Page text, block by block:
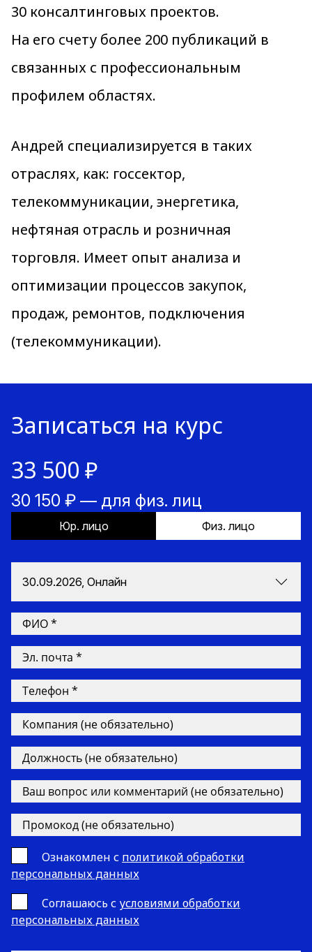
30 консалтинговых проектов.
На его счету более 200 публикаций в
связанных с профессиональным
профилем областях.
Андрей специализируется в таких
отраслях, как: госсектор,
телекоммуникации, энергетика,
нефтяная отрасль и розничная
торговля. Имеет опыт анализа и
оптимизации процессов закупок,
продаж, ремонтов, подключения
(телекоммуникации).
Записаться на курс
33 500 ₽
30 150 ₽ — для физ. лиц
Юр. лицо Физ. лицо
30.09.2026, Онлайн
Ознакомлен с политикой обработки
персональных данных
Cоглашаюсь с условиями обработки
персональных данных